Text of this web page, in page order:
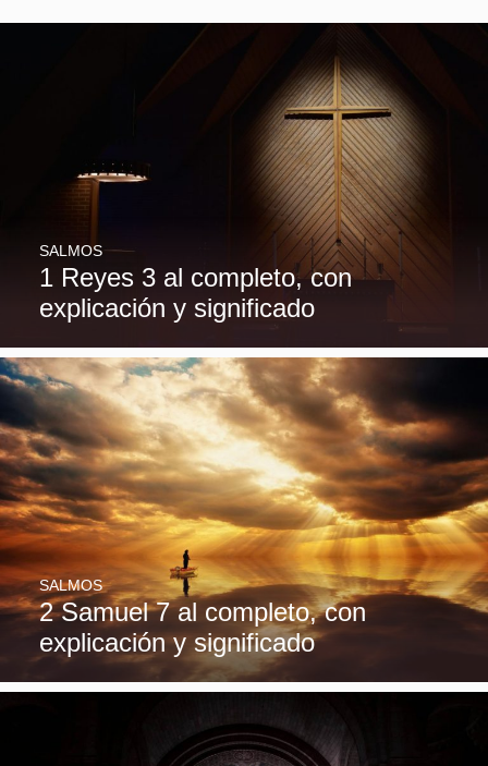
1 Reyes 3 al completo, con
explicación y significado
SALMOS
2 Samuel 7 al completo, con
explicación y significado
SALMOS